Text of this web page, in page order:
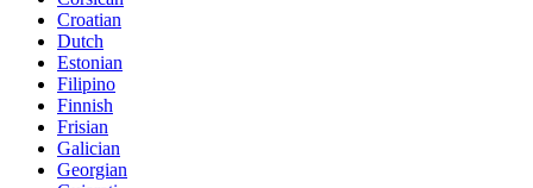
Croatian
Dutch
Estonian
Filipino
Finnish
Frisian
Galician
Georgian